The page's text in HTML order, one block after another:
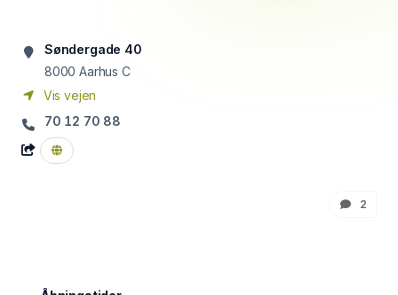
Søndergade 40
8000 Aarhus C
Vis vejen
70 12 70 88
2